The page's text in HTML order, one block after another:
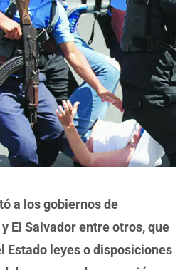
a los gobiernos de
El Salvador entre otros, que
Estado leyes o disposiciones